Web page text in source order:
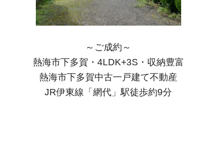
～ご成約～
熱海市下多賀・4LDK+3S・収納豊富
熱海市下多賀中古一戸建て不動産
JR伊東線「網代」駅徒歩約9分